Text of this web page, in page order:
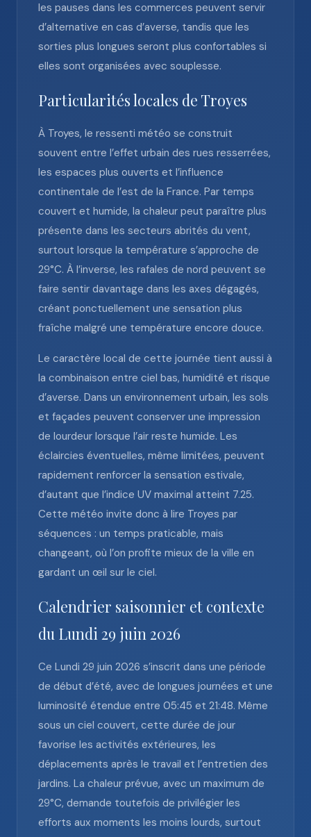
les pauses dans les commerces peuvent servir
d’alternative en cas d’averse, tandis que les
sorties plus longues seront plus confortables si
elles sont organisées avec souplesse.
Particularités locales de Troyes
À Troyes, le ressenti météo se construit
souvent entre l’effet urbain des rues resserrées,
les espaces plus ouverts et l’influence
continentale de l’est de la France. Par temps
couvert et humide, la chaleur peut paraître plus
présente dans les secteurs abrités du vent,
surtout lorsque la température s’approche de
29°C. À l’inverse, les rafales de nord peuvent se
faire sentir davantage dans les axes dégagés,
créant ponctuellement une sensation plus
fraîche malgré une température encore douce.
Le caractère local de cette journée tient aussi à
la combinaison entre ciel bas, humidité et risque
d’averse. Dans un environnement urbain, les sols
et façades peuvent conserver une impression
de lourdeur lorsque l’air reste humide. Les
éclaircies éventuelles, même limitées, peuvent
rapidement renforcer la sensation estivale,
d’autant que l’indice UV maximal atteint 7.25.
Cette météo invite donc à lire Troyes par
séquences : un temps praticable, mais
changeant, où l’on profite mieux de la ville en
gardant un œil sur le ciel.
Calendrier saisonnier et contexte
du Lundi 29 juin 2026
Ce Lundi 29 juin 2026 s’inscrit dans une période
de début d’été, avec de longues journées et une
luminosité étendue entre 05:45 et 21:48. Même
sous un ciel couvert, cette durée de jour
favorise les activités extérieures, les
déplacements après le travail et l’entretien des
jardins. La chaleur prévue, avec un maximum de
29°C, demande toutefois de privilégier les
efforts aux moments les moins lourds, surtout